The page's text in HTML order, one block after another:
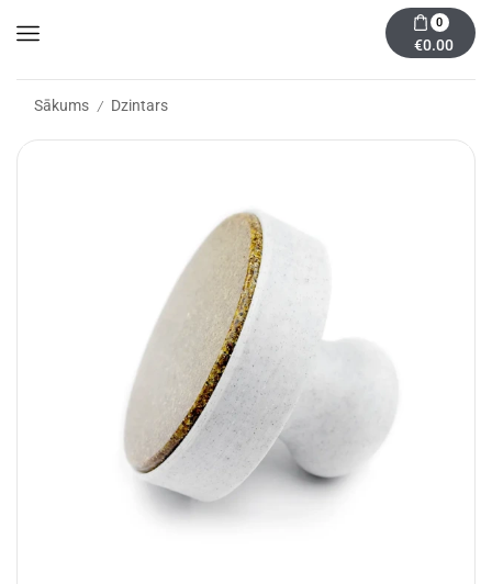
0
€0.00
Sākums / Dzintars